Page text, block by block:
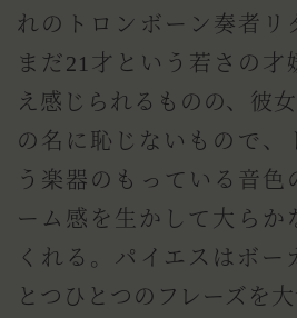
れのトロンボーン奏者リ
まだ21才という若さの才
え感じられるものの、彼
の名に恥じないもので、
う楽器のもっている音色
ーム感を生かして大らか
くれる。パイエスはボー
とつひとつのフレーズを